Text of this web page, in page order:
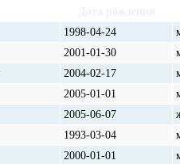
1998-04-24
2001-01-30
2004-02-17
2005-01-01
2005-06-07
1993-03-04
2000-01-01